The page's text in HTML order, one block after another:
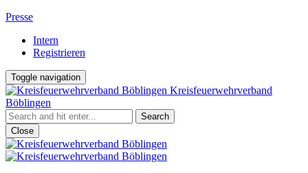
Presse
Intern
Registrieren
Toggle navigation
Kreisfeuerwehrverband
Böblingen
Close